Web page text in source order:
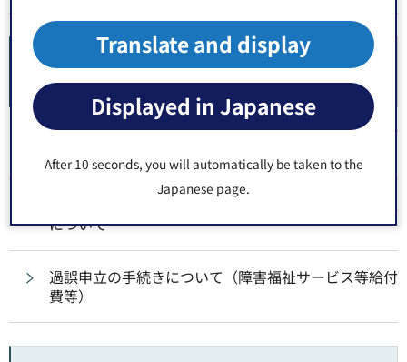
Translate and display
Displayed in Japanese
After 10 seconds, you will automatically be taken to the
Japanese page.
障害福祉サービス費等に係る請求等（事業者向
け）
新型コロナウイルスに伴う請求事務に係る江東区の対
共同生活援助および短期入所サービスの都加算の請求
について
過誤申立の手続きについて（障害福祉サービス等給付
費等）